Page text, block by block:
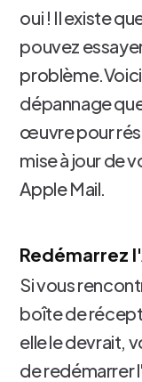
oui ! Il existe
pouvez
dépannage
œuvre pour
mise à jour de
Apple Mail.
Redémarrez
Si vous
boîte de
elle le devrait,
de redémarrer